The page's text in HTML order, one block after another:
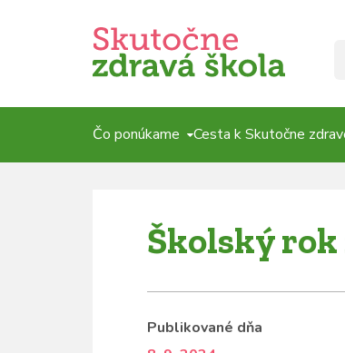
Čo ponúkame Cesta k Skutočne
Školský rok
Publikované dňa